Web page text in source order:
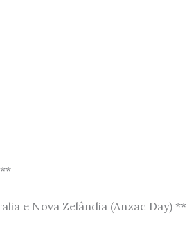
e Nova Zelândia (Anzac Day) **